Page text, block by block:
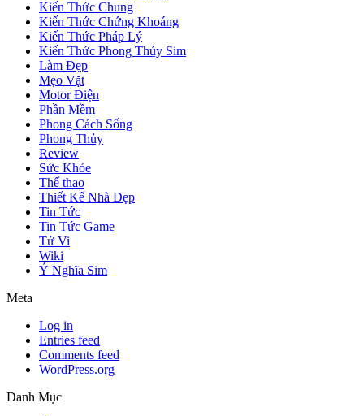
Kiến Thức Chung
Kiến Thức Chứng Khoáng
Kiến Thức Pháp Lý
Kiến Thức Phong Thủy Sim
Làm Đẹp
Mẹo Vặt
Motor Điện
Phần Mềm
Phong Cách Sống
Phong Thủy
Review
Sức Khỏe
Thể thao
Thiết Kế Nhà Đẹp
Tin Tức
Tin Tức Game
Tử Vi
Wiki
Ý Nghĩa Sim
Meta
Log in
Entries feed
Comments feed
WordPress.org
Danh Mục